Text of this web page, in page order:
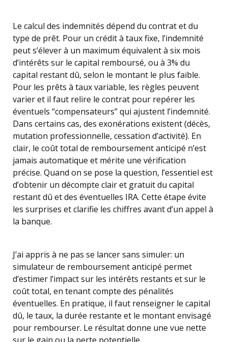
Le calcul des indemnités dépend du contrat et du
type de prêt. Pour un crédit à taux fixe, l’indemnité
peut s’élever à un maximum équivalent à six mois
d’intérêts sur le capital remboursé, ou à 3% du
capital restant dû, selon le montant le plus faible.
Pour les prêts à taux variable, les règles peuvent
varier et il faut relire le contrat pour repérer les
éventuels “compensateurs” qui ajustent l’indemnité.
Dans certains cas, des exonérations existent (décès,
mutation professionnelle, cessation d’activité). En
clair, le coût total de remboursement anticipé n’est
jamais automatique et mérite une vérification
précise. Quand on se pose la question, l’essentiel est
d’obtenir un décompte clair et gratuit du capital
restant dû et des éventuelles IRA. Cette étape évite
les surprises et clarifie les chiffres avant d’un appel à
la banque.
J’ai appris à ne pas se lancer sans simuler: un
simulateur de remboursement anticipé permet
d’estimer l’impact sur les intérêts restants et sur le
coût total, en tenant compte des pénalités
éventuelles. En pratique, il faut renseigner le capital
dû, le taux, la durée restante et le montant envisagé
pour rembourser. Le résultat donne une vue nette